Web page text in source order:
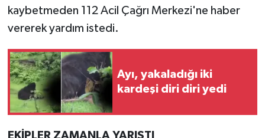
kaybetmeden 112 Acil Çağrı Merkezi'ne haber
vererek yardım istedi.
Ayı, yakaladığı iki
kardeşi diri diri yedi